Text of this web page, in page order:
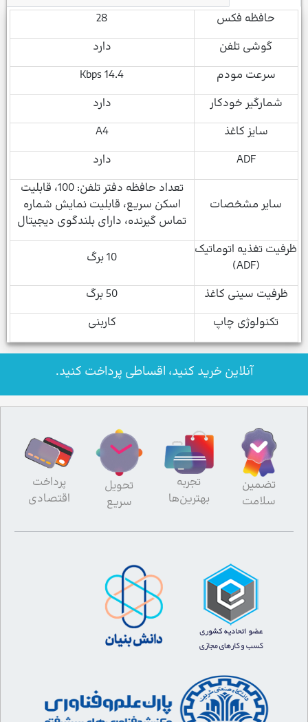
28
حافظه فکس
دارد
گوشی تلفن
14.4 Kbps
سرعت مودم
دارد
شمار­گیر خودکار
A4
سایز کاغذ
دارد
ADF
تعداد حافظه دفتر تلفن: 100، قابلیت
اسکن سریع، قابلیت نمایش شماره
تماس گیرنده، دارای بلندگوی دیجیتال
سایر مشخصات
10 برگ
ظرفیت تغذیه اتوماتیک
(ADF)
50 برگ
ظرفیت سینی کاغذ
کاربنی
تکنولوژی چاپ
آنلاین خرید کنید، اقساطی پرداخت کنید.
تضمین
سلامت
تجربه
بهترین‌ها
تحویل
سریع
پرداخت
اقتصادی